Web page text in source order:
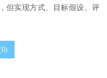
但实现方式、目标假设、评
0)